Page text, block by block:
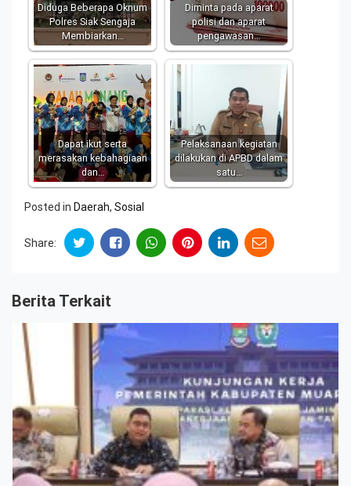
Diduga Beberapa Oknum
Polres Siak Sengaja
Membiarkan…
Diminta pada aparat
polisi dan aparat
pengawasan…
Dapat ikut serta
merasakan kebahagiaan
dan…
Pelaksanaan kegiatan
dilakukan di APBD dalam
satu…
Posted in Daerah, Sosial
Share:
Berita Terkait